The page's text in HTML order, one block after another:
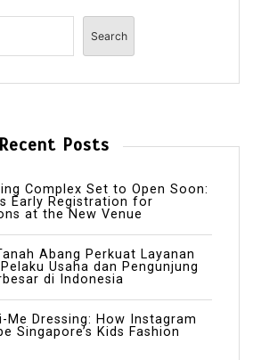
Search
Recent Posts
Complex Set to Open Soon:
Early Registration for
at the New Venue
Abang Perkuat Layanan
Usaha dan Pengunjung
di Indonesia
Me Dressing: How Instagram
Singapore’s Kids Fashion